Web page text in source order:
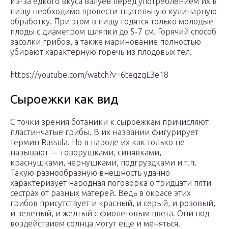
пищу необходимо провести тщательную кулинарную
обработку. При этом в пищу годятся только молодые
плоды с диаметром шляпки до 5-7 см. Горячий способ
засолки грибов, а также маринование полностью
убирают характерную горечь из плодовых тел.
https://youtube.com/watch?v=6tegzgL3e18
Сыроежки как вид
С точки зрения ботаники к сыроежкам причисляют
пластинчатые грибы. В их названии фигурирует
термин Russula. Но в народе их как только не
называют — говорушками, синявками,
краснушками, чернушками, подгруздками и т.п.
Такую разнообразную внешность удачно
характеризует народная поговорка о тридцати пяти
сестрах от разных матерей. Ведь в окрасе этих
грибов присутствует и красный, и серый, и розовый,
и зеленый, и желтый с фиолетовым цвета. Они под
воздействием солнца могут еще и меняться.